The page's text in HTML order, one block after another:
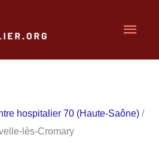
hospitalier 70 (Haute-Saône) /
lès-Cromary